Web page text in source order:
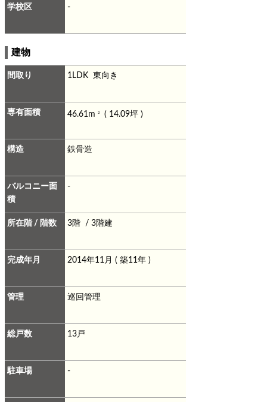
学校区 -
建物
間取り 1LDK 東向き
専有面積 46.61m2 ( 14.09坪 )
構造 鉄骨造
バルコニー面
積
-
所在階 / 階数 3階 / 3階建
完成年月 2014年11月 ( 築11年 )
管理 巡回管理
総戸数 13戸
駐車場 -